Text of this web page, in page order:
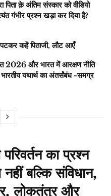
पिता क़े अंतिम संस्कार को वीडियो
गंभीर प्रश्न खड़ा कर दिया है?
कहें पिताजी, लौट आएँ
2026 और भारत में आरक्षण नीति
यथार्थ का अंतर्संबंध -समग्र
का प्रश्न
बल्कि संविधान,
लोकतंत्र और